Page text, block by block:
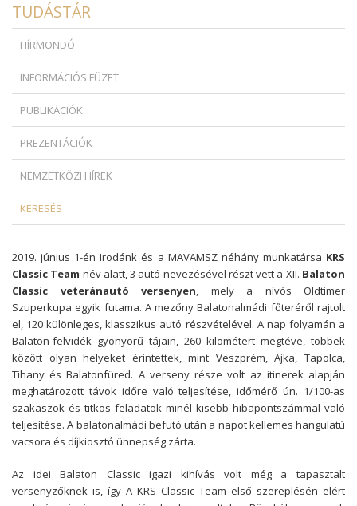
TUDÁSTÁR
HÍRMONDÓ
INFORMÁCIÓS FÜZET
PUBLIKÁCIÓK
PREZENTÁCIÓK
NEMZETKÖZI HÍREK
KERESÉS
2019. június 1-én Irodánk és a MAVAMSZ néhány munkatársa KRS
Classic Team név alatt, 3 autó nevezésével részt vett a XII. Balaton
Classic veteránautó versenyen, mely a nívós Oldtimer
Szuperkupa egyik futama. A mezőny Balatonalmádi főteréről rajtolt
el, 120 különleges, klasszikus autó részvételével. A nap folyamán a
Balaton-felvidék gyönyörű tájain, 260 kilométert megtéve, többek
között olyan helyeket érintettek, mint Veszprém, Ajka, Tapolca,
Tihany és Balatonfüred. A verseny része volt az itinerek alapján
meghatározott távok időre való teljesítése, időmérő ún. 1/100-as
szakaszok és titkos feladatok minél kisebb hibapontszámmal való
teljesítése. A balatonalmádi befutó után a napot kellemes hangulatú
vacsora és díjkiosztó ünnepség zárta.
Az idei Balaton Classic igazi kihívás volt még a tapasztalt
versenyzőknek is, így A KRS Classic Team első szereplésén elért